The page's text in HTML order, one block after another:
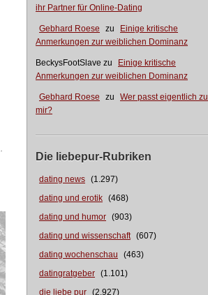
ihr Partner für Online-Dating
Gebhard Roese zu
Einige kritische
Anmerkungen zur weiblichen Dominanz
BeckysFootSlave zu
Einige kritische
Anmerkungen zur weiblichen Dominanz
Gebhard Roese zu
Wer passt eigentlich zu
mir?
Die liebepur-Rubriken
dating news (1.297)
dating und erotik (468)
dating und humor (903)
dating und wissenschaft (607)
dating wochenschau
(463)
datingratgeber (1.101)
die liebe pur (2.927)